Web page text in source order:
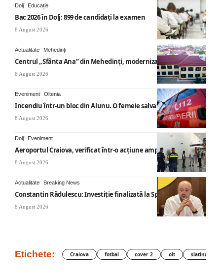
Dolj Educație
Bac 2026 în Dolj: 899 de candidați la examen
8 August 2026
Actualitate Mehedinți
Centrul „Sfânta Ana” din Mehedinți, modernizat
8 August 2026
Eveniment Oltenia
Incendiu într-un bloc din Alunu. O femeie salvată
8 August 2026
Dolj Eveniment
Aeroportul Craiova, verificat într-o acțiune amplă
8 August 2026
Actualitate Breaking News
Constantin Rădulescu: Investiție finalizată la Spitalul Mihăești
8 August 2026
Etichete: Craiova fotbal cover 2 olt slatina